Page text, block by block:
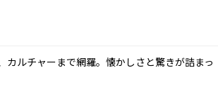
ルチャーまで網羅。懐かしさと驚きが詰まっ